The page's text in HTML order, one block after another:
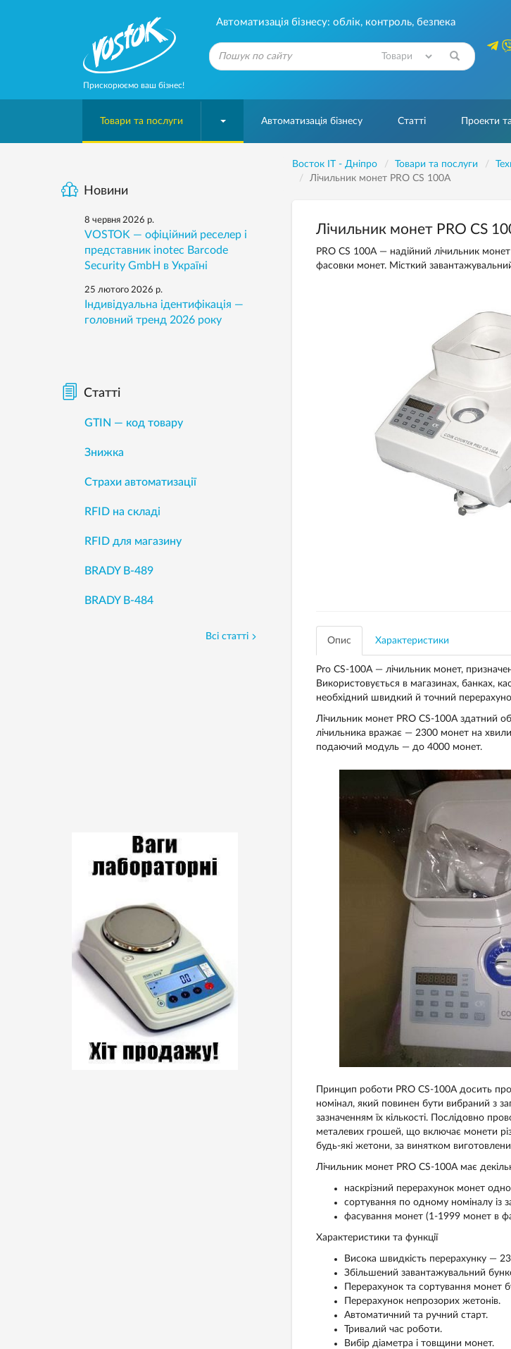
Прискорюємо ваш бізнес!
Автоматизація бізнесу: облік, контроль, безпека
Товари та послуги Автоматизація бізнесу Статті Проекти
Восток IT - Дніпро Товари та послуги
Лічильник монет PRO CS 100A
Лічильник монет PRO CS
PRO CS 100A — надійний лічильник
фасовки монет. Місткий
Опис Характеристики
Pro CS-100A — лічильник монет,
Використовується в магазинах, банках,
необхідний швидкий й точний
Лічильник монет PRO CS-100A здатний
лічильника вражає — 2300 монет на
подаючий модуль — до 4000 монет.
Принцип роботи PRO CS-100A досить
номінал, який повинен бути вибраний з
зазначенням їх кількості. Послідовно
металевих грошей, що включає монети
будь-які жетони, за винятком
Лічильник монет PRO CS-100A має
наскрізний перерахунок монет
сортування по одному номіналу із
фасування монет (1-1999 монет в
Характеристики та функції
Висока швидкість перерахунку —
Збільшений завантажувальний
Перерахунок та сортування монет
Перерахунок непрозорих жетонів.
Автоматичний та ручний старт.
Тривалий час роботи.
Вибір діаметра і товщини монет.
Новини
8 червня 2026 р.
VOSTOK — офіційний реселер і
представник inotec Barcode
Security GmbH в Україні
25 лютого 2026 р.
Індивідуальна ідентифікація —
головний тренд 2026 року
Статті
GTIN — код товару
Знижка
Страхи автоматизації
RFID на складі
RFID для магазину
BRADY B-489
BRADY B-484
Всі статті